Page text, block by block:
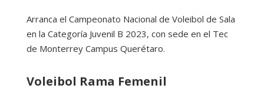
Arranca el Campeonato Nacional de Voleibol de Sala
en la Categoría Juvenil B 2023, con sede en el Tec
de Monterrey Campus Querétaro.
Voleibol Rama Femenil